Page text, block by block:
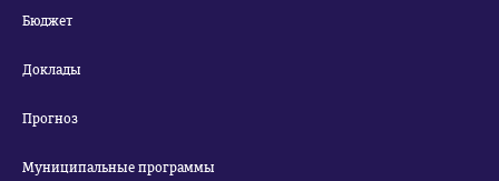
Бюджет
Доклады
Прогноз
Муниципальные программы